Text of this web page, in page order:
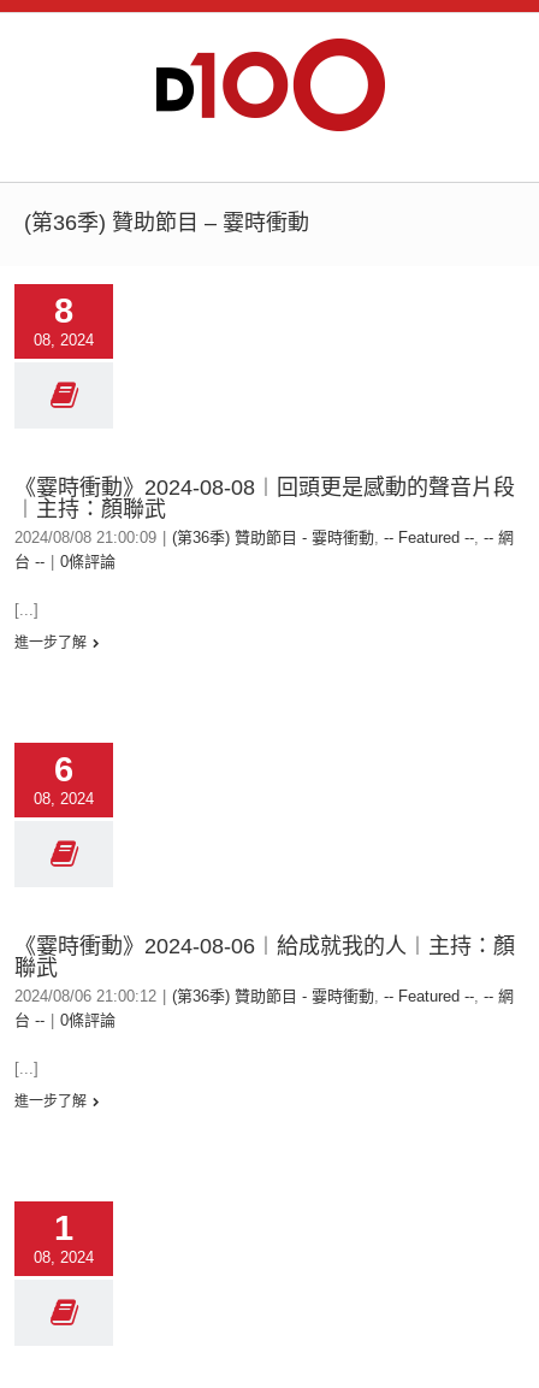
(第36季) 贊助節目 – 霎時衝動
8
08, 2024
《霎時衝動》2024-08-08︱回頭更是感動的聲音片段
︱主持：顏聯武
2024/08/08 21:00:09 (第36季) 贊助節目 - 霎時衝動, -- Featured --, -- 網
台 --
0條評論
[...]
進一步了解
6
08, 2024
《霎時衝動》2024-08-06︱給成就我的人︱主持：顏
聯武
2024/08/06 21:00:12 (第36季) 贊助節目 - 霎時衝動, -- Featured --, -- 網
台 --
0條評論
[...]
進一步了解
1
08, 2024